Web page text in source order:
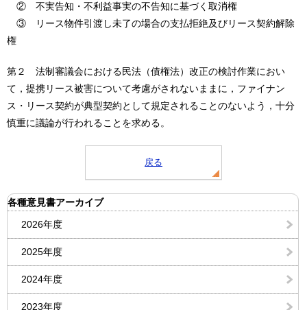
② 不実告知・不利益事実の不告知に基づく取消権
③ リース物件引渡し未了の場合の支払拒絶及びリース契約解除
権
第２ 法制審議会における民法（債権法）改正の検討作業におい
て，提携リース被害について考慮がされないままに，ファイナン
ス・リース契約が典型契約として規定されることのないよう，十分
慎重に議論が行われることを求める。
戻る
各種意見書アーカイブ
2026年度
2025年度
2024年度
2023年度